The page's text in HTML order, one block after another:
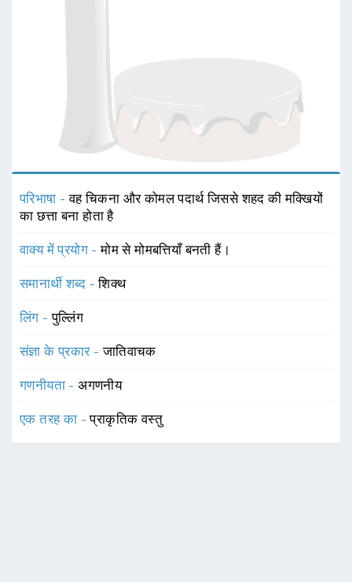
परिभाषा -वह चिकना और कोमल पदार्थ जिससे शहद की मक्खियों
का छत्ता बना होता है
वाक्य में प्रयोग -मोम से मोमबत्तियाँ बनती हैं।
समानार्थी शब्द -शिक्थ
लिंग -पुल्लिंग
संज्ञा के प्रकार -जातिवाचक
गणनीयता -अगणनीय
एक तरह का -प्राकृतिक वस्तु